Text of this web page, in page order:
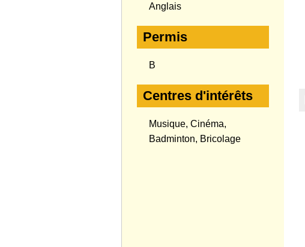
Anglais
Permis
B
Centres d'intérêts
Musique, Cinéma,
Badminton, Bricolage